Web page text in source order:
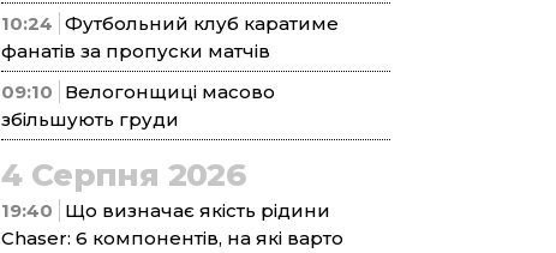
10:24 Футбольний клуб каратиме
фанатів за пропуски матчів
09:10
Велогонщиці масово
збільшують груди
4 Серпня 2026
19:40
Що визначає якість рідини
Chaser: 6 компонентів, на які варто